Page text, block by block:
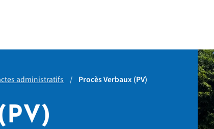
administratifs Procès Verbaux (PV)